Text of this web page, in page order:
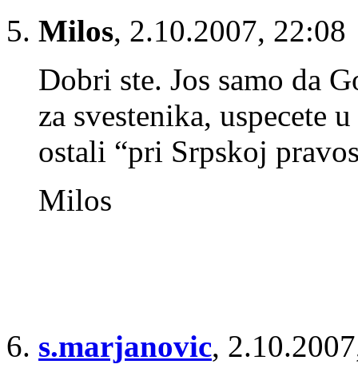
Milos, 2.10.2007, 22:08
Dobri ste. Jos samo da
za svestenika, uspecete
ostali “pri Srpskoj
Milos
s.marjanovic,